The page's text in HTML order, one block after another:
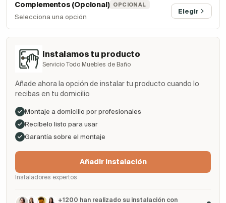
Complementos (Opcional) OPCIONAL
Selecciona una opción
Elegir
Instalamos tu producto
Servicio Todo Muebles de Baño
Añade ahora la opción de instalar tu producto cuando lo
recibas en tu domicilio
Montaje a domicilio por profesionales
Recíbelo listo para usar
Garantía sobre el montaje
Añadir Instalación
Instaladores expertos
+1200 han realizado su instalación con